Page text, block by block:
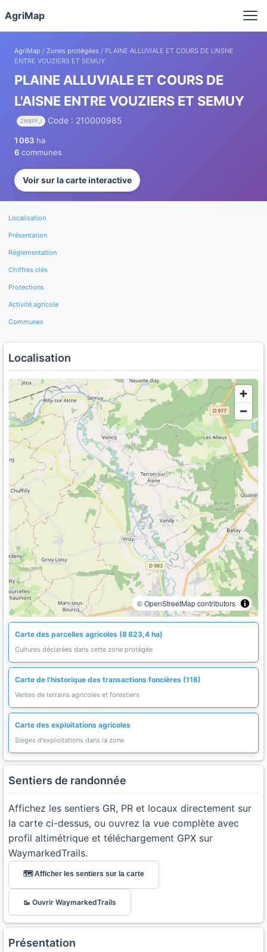
AgriMap
AgriMap / Zones protégées / PLAINE ALLUVIALE ET COURS DE L'AISNE
ENTRE VOUZIERS ET SEMUY
PLAINE ALLUVIALE ET COURS DE
L'AISNE ENTRE VOUZIERS ET SEMUY
ZNIEFF_I Code : 210000985
1 063 ha
6 communes
Voir sur la carte interactive
Localisation
Présentation
Réglementation
Chiffres clés
Protections
Activité agricole
Communes
Localisation
© OpenStreetMap contributors
Carte des parcelles agricoles (8 823,4 ha)
Cultures déclarées dans cette zone protégée
Carte de l'historique des transactions foncières (116)
Ventes de terrains agricoles et forestiers
Carte des exploitations agricoles
Sieges d'exploitations dans la zone
Sentiers de randonnée
Affichez les sentiers GR, PR et locaux directement sur
la carte ci-dessus, ou ouvrez la vue complète avec
profil altimétrique et téléchargement GPX sur
WaymarkedTrails.
🗺️ Afficher les sentiers sur la carte
🥾 Ouvrir WaymarkedTrails
Présentation